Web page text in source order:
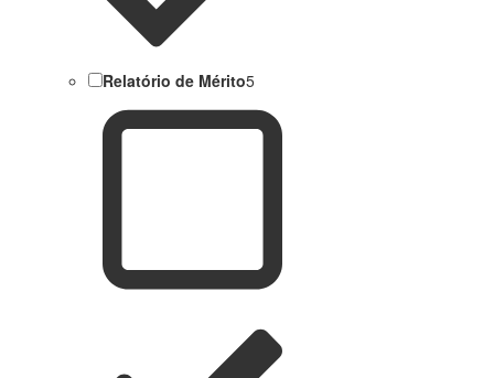
Relatório de Mérito5